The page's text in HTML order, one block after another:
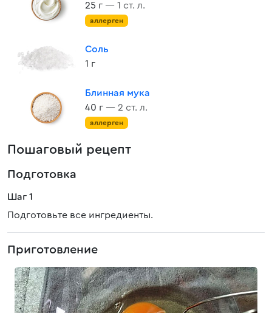
25 г — 1 ст. л.
аллерген
Соль
1 г
Блинная мука
40 г — 2 ст. л.
аллерген
Пошаговый рецепт
Подготовка
Шаг 1
Подготовьте все ингредиенты.
Приготовление